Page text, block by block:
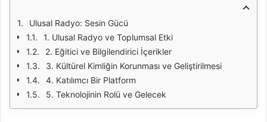
Ulusal Radyo: Sesin Gücü
1. Ulusal Radyo ve Toplumsal Etki
2. Eğitici ve Bilgilendirici İçerikler
3. Kültürel Kimliğin Korunması ve Geliştirilmesi
4. Katılımcı Bir Platform
5. Teknolojinin Rolü ve Gelecek